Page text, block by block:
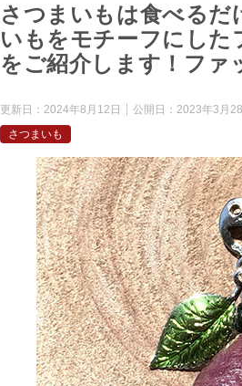
さつまいもは食べるだ
いもをモチーフにした
をご紹介します！ファ
更新日： 2024年8月12日 公開日： 2023年3月
さつまいも